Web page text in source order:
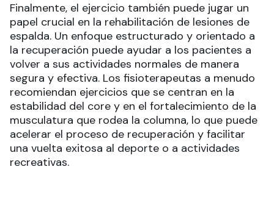
Finalmente, el ejercicio también puede jugar un
papel crucial en la rehabilitación de lesiones de
espalda. Un enfoque estructurado y orientado a
la recuperación puede ayudar a los pacientes a
volver a sus actividades normales de manera
segura y efectiva. Los fisioterapeutas a menudo
recomiendan ejercicios que se centran en la
estabilidad del core y en el fortalecimiento de la
musculatura que rodea la columna, lo que puede
acelerar el proceso de recuperación y facilitar
una vuelta exitosa al deporte o a actividades
recreativas.